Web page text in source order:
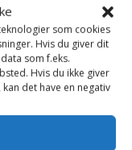
som cookies
Hvis du giver dit
som f.eks.
Hvis du ikke giver
det have en negativ
at
DYRLAGEN
af hanhund